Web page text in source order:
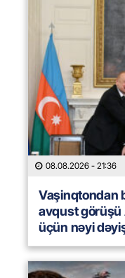
08.08.2026 - 21:36
Vaşinqtondan
avqust görüşü
üçün nəyi